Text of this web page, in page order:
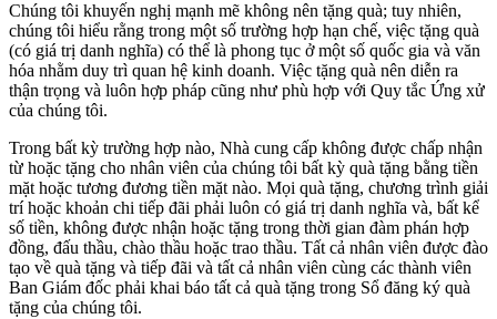
Chúng tôi khuyến nghị mạnh mẽ không nên tặng quà; tuy nhiên,
chúng tôi hiểu rằng trong một số trường hợp hạn chế, việc tặng quà
(có giá trị danh nghĩa) có thể là phong tục ở một số quốc gia và văn
hóa nhằm duy trì quan hệ kinh doanh. Việc tặng quà nên diễn ra
thận trọng và luôn hợp pháp cũng như phù hợp với Quy tắc Ứng xử
của chúng tôi.
Trong bất kỳ trường hợp nào, Nhà cung cấp không được chấp nhận
từ hoặc tặng cho nhân viên của chúng tôi bất kỳ quà tặng bằng tiền
mặt hoặc tương đương tiền mặt nào. Mọi quà tặng, chương trình giải
trí hoặc khoản chi tiếp đãi phải luôn có giá trị danh nghĩa và, bất kể
số tiền, không được nhận hoặc tặng trong thời gian đàm phán hợp
đồng, đấu thầu, chào thầu hoặc trao thầu. Tất cả nhân viên được đào
tạo về quà tặng và tiếp đãi và tất cả nhân viên cùng các thành viên
Ban Giám đốc phải khai báo tất cả quà tặng trong Sổ đăng ký quà
tặng của chúng tôi.